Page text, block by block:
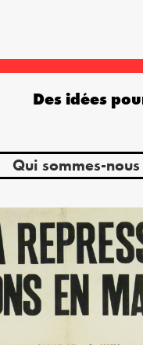
Qui sommes-nous
Des idées